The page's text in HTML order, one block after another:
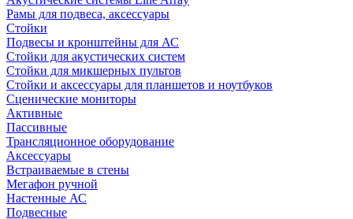
Рамы для подвеса, аксессуары
Стойки
Подвесы и кронштейны для АС
Стойки для акустических систем
Стойки для микшерных пультов
Стойки и аксессуары для планшетов и ноутбуков
Сценические мониторы
Активные
Пассивные
Трансляционное оборудование
Аксессуары
Встраиваемые в стены
Мегафон ручной
Настенные АС
Подвесные